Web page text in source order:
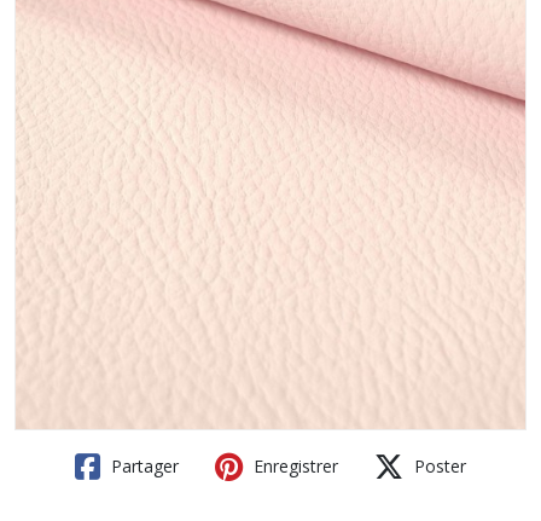
Partager Enregistrer Poster